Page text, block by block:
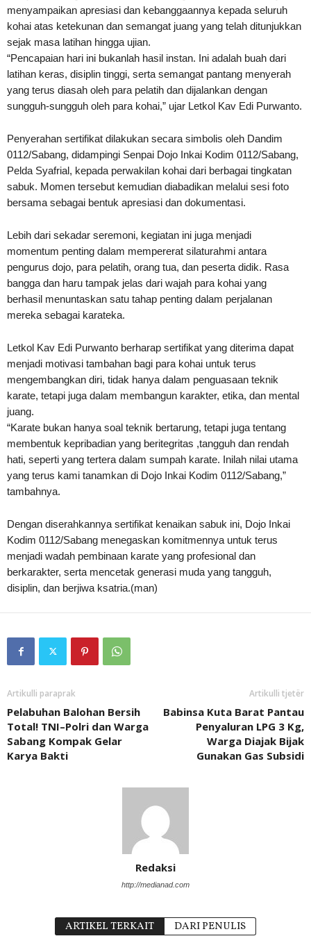
menyampaikan apresiasi dan kebanggaannya kepada seluruh
kohai atas ketekunan dan semangat juang yang telah ditunjukkan
sejak masa latihan hingga ujian.
“Pencapaian hari ini bukanlah hasil instan. Ini adalah buah dari
latihan keras, disiplin tinggi, serta semangat pantang menyerah
yang terus diasah oleh para pelatih dan dijalankan dengan
sungguh-sungguh oleh para kohai,” ujar Letkol Kav Edi Purwanto.
Penyerahan sertifikat dilakukan secara simbolis oleh Dandim
0112/Sabang, didampingi Senpai Dojo Inkai Kodim 0112/Sabang,
Pelda Syafrial, kepada perwakilan kohai dari berbagai tingkatan
sabuk. Momen tersebut kemudian diabadikan melalui sesi foto
bersama sebagai bentuk apresiasi dan dokumentasi.
Lebih dari sekadar seremoni, kegiatan ini juga menjadi
momentum penting dalam mempererat silaturahmi antara
pengurus dojo, para pelatih, orang tua, dan peserta didik. Rasa
bangga dan haru tampak jelas dari wajah para kohai yang
berhasil menuntaskan satu tahap penting dalam perjalanan
mereka sebagai karateka.
Letkol Kav Edi Purwanto berharap sertifikat yang diterima dapat
menjadi motivasi tambahan bagi para kohai untuk terus
mengembangkan diri, tidak hanya dalam penguasaan teknik
karate, tetapi juga dalam membangun karakter, etika, dan mental
juang.
“Karate bukan hanya soal teknik bertarung, tetapi juga tentang
membentuk kepribadian yang beritegritas ,tangguh dan rendah
hati, seperti yang tertera dalam sumpah karate. Inilah nilai utama
yang terus kami tanamkan di Dojo Inkai Kodim 0112/Sabang,”
tambahnya.
Dengan diserahkannya sertifikat kenaikan sabuk ini, Dojo Inkai
Kodim 0112/Sabang menegaskan komitmennya untuk terus
menjadi wadah pembinaan karate yang profesional dan
berkarakter, serta mencetak generasi muda yang tangguh,
disiplin, dan berjiwa ksatria.(man)
Artikulli paraprak
Pelabuhan Balohan Bersih
Total! TNI–Polri dan Warga
Sabang Kompak Gelar
Karya Bakti
Artikulli tjetër
Babinsa Kuta Barat Pantau
Penyaluran LPG 3 Kg,
Warga Diajak Bijak
Gunakan Gas Subsidi
Redaksi
http://medianad.com
ARTIKEL TERKAIT DARI PENULIS